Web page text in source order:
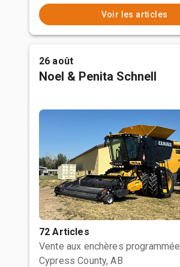
Voir les articles
26 août
Noel & Penita Schnell
72 Articles
Vente aux enchères programmée
Cypress County, AB